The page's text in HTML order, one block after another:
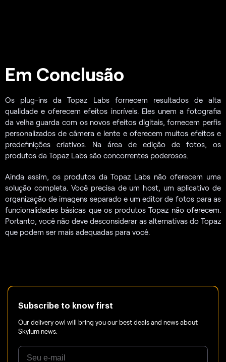
Em Conclusão
Os plug-ins da Topaz Labs fornecem resultados de alta
qualidade e oferecem efeitos incríveis. Eles unem a fotografia
da velha guarda com os novos efeitos digitais, fornecem perfis
personalizados de câmera e lente e oferecem muitos efeitos e
predefinições criativos. Na área de edição de fotos, os
produtos da Topaz Labs são concorrentes poderosos.
Ainda assim, os produtos da Topaz Labs não oferecem uma
solução completa. Você precisa de um host, um aplicativo de
organização de imagens separado e um editor de fotos para as
funcionalidades básicas que os produtos Topaz não oferecem.
Portanto, você não deve desconsiderar as alternativas do Topaz
que podem ser mais adequadas para você.
Subscribe to know first
Our delivery owl will bring you our best deals and news about
Skylum news.